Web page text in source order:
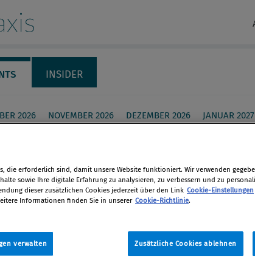
INSIDER
2026 NOVEMBER 2026 DEZEMBER 2026 JANUAR 2027
Premium-
NIS 2 Umsetzung in
Rechtslage -
in Österreich: Rechtslage -
die erforderlich sind, damit unsere Website funktioniert. Wir verwenden
sowie Ihre digitale Erfahrung zu analysieren, zu verbessern und zu
dieser zusätzlichen Cookies jederzeit über den Link Cookie-Einstellungen
Informationen finden Sie in unserer Cookie-Richtlinie.
Zusätzliche Cookies ablehnen
verwalten